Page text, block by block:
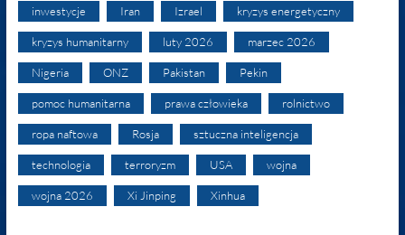
inwestycje Iran Izrael kryzys energetyczny
kryzys humanitarny luty 2026 marzec 2026
Nigeria ONZ Pakistan Pekin
pomoc humanitarna prawa człowieka rolnictwo
ropa naftowa Rosja sztuczna inteligencja
technologia terroryzm USA wojna
wojna 2026 Xi Jinping Xinhua